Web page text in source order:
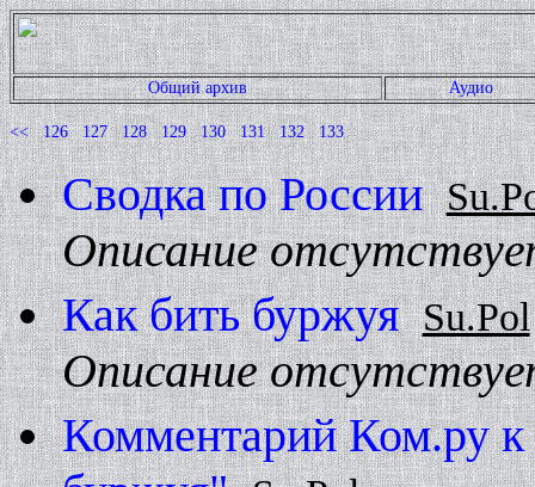
Общий архив Аудио
<< 126 127 128 129 130 131 132 133
Сводка по России
Описание
Как бить буржуя Su.Pol
Описание
Комментарий Ком.ру к